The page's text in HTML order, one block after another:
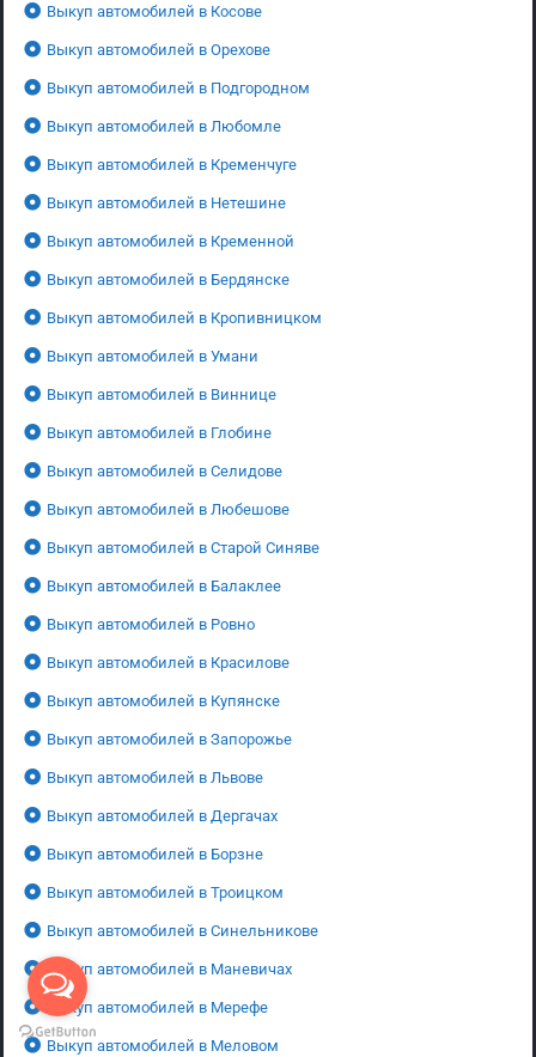
Выкуп автомобилей в Косове
Выкуп автомобилей в Орехове
Выкуп автомобилей в Подгородном
Выкуп автомобилей в Любомле
Выкуп автомобилей в Кременчуге
Выкуп автомобилей в Нетешине
Выкуп автомобилей в Кременной
Выкуп автомобилей в Бердянске
Выкуп автомобилей в Кропивницком
Выкуп автомобилей в Умани
Выкуп автомобилей в Виннице
Выкуп автомобилей в Глобине
Выкуп автомобилей в Селидове
Выкуп автомобилей в Любешове
Выкуп автомобилей в Старой Синяве
Выкуп автомобилей в Балаклее
Выкуп автомобилей в Ровно
Выкуп автомобилей в Красилове
Выкуп автомобилей в Купянске
Выкуп автомобилей в Запорожье
Выкуп автомобилей в Львове
Выкуп автомобилей в Дергачах
Выкуп автомобилей в Борзне
Выкуп автомобилей в Троицком
Выкуп автомобилей в Синельникове
Выкуп автомобилей в Маневичах
Выкуп автомобилей в Мерефе
Выкуп автомобилей в Меловом